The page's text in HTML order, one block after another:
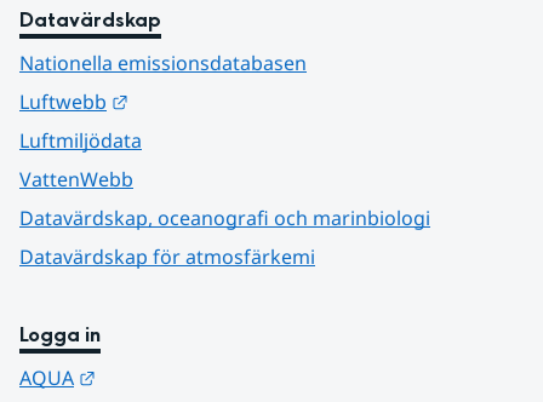
Datavärdskap
Nationella emissionsdatabasen
Luftwebb
Luftmiljödata
VattenWebb
Datavärdskap, oceanografi och marinbiologi
Datavärdskap för atmosfärkemi
Logga in
AQUA